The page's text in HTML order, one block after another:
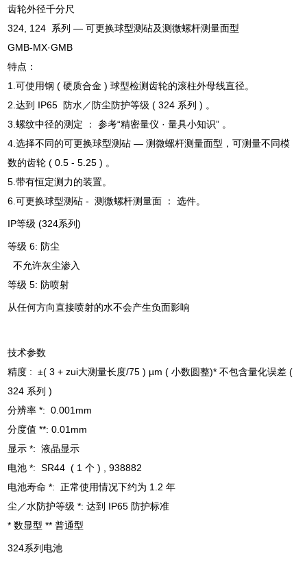
齿轮外径千分尺
324, 124 系列 — 可更换球型测砧及测微螺杆测量面型
GMB-MX·GMB
特点：
1.可使用钢 ( 硬质合金 ) 球型检测齿轮的滚柱外母线直径。
2.达到 IP65 防水／防尘防护等级 ( 324 系列 ) 。
3.螺纹中径的测定 ： 参考“精密量仪 · 量具小知识” 。
4.选择不同的可更换球型测砧 — 测微螺杆测量面型，可测量不同模
数的齿轮 ( 0.5 - 5.25 ) 。
5.带有恒定测力的装置。
6.可更换球型测砧 - 测微螺杆测量面 ： 选件。
IP等级 (324系列)
等级 6: 防尘
不允许灰尘渗入
等级 5: 防喷射
从任何方向直接喷射的水不会产生负面影响
技术参数
精度 : ±( 3 + zui大测量长度/75 ) µm ( 小数圆整)* 不包含量化误差 (
324 系列 )
分辨率 *: 0.001mm
分度值 **: 0.01mm
显示 *: 液晶显示
电池 *: SR44 ( 1 个 ) , 938882
电池寿命 *: 正常使用情况下约为 1.2 年
尘／水防护等级 *: 达到 IP65 防护标准
* 数显型 ** 普通型
324系列电池